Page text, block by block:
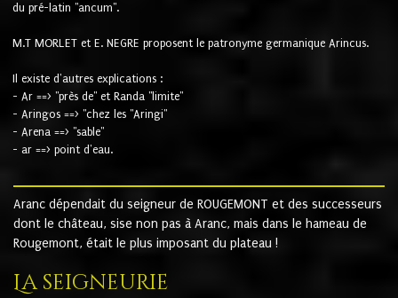
du pré-latin "ancum".
M.T MORLET et E. NEGRE proposent le patronyme germanique Arincus.
Il existe d'autres explications :
- Ar ==> "près de" et Randa "limite"
- Aringos ==> "chez les "Aringi"
- Arena ==> "sable"
- ar ==> point d'eau.
Aranc dépendait du seigneur de ROUGEMONT et des successeurs
dont le château, sise non pas à Aranc, mais dans le hameau de
Rougemont, était le plus imposant du plateau !
La seigneurie